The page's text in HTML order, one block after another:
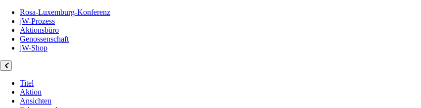
Rosa-Luxemburg-Konferenz
jW-Prozess
Aktionsbüro
Genossenschaft
jW-Shop
Titel
Aktion
Ansichten